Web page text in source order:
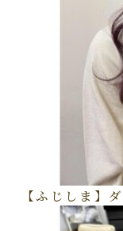
【ふじしま】